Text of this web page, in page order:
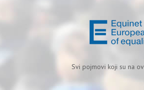
Svi pojmovi koji su na